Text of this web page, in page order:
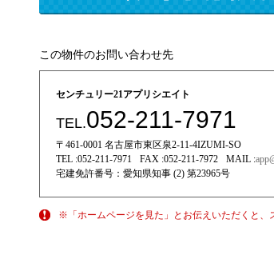
この物件のお問い合わせ先
センチュリー21アプリシエイト
TEL.052-211-7971
〒461-0001 名古屋市東区泉2-11-4IZUMI-SO
TEL :052-211-7971 FAX :052-211-7972 MAIL :
宅建免許番号： 愛知県知事 (2) 第23965号
※「ホームページを見た」とお伝えいただくと